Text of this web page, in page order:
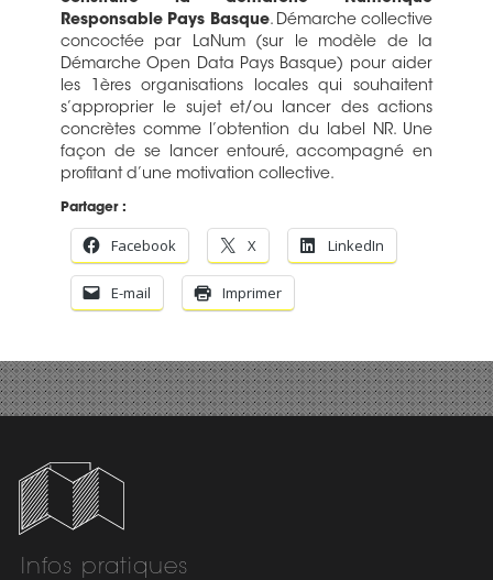
Responsable Pays Basque. Démarche collective
concoctée par LaNum (sur le modèle de la
Démarche Open Data Pays Basque) pour aider
les 1ères organisations locales qui souhaitent
s’approprier le sujet et/ou lancer des actions
concrètes comme l’obtention du label NR. Une
façon de se lancer entouré, accompagné en
profitant d’une motivation collective.
Partager :
Facebook X LinkedIn
E-mail Imprimer
Infos pratiques